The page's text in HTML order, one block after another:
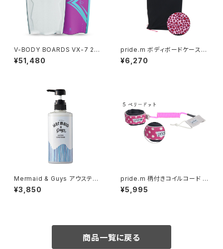
V-BODY BOARDS VX-7 202
6モデル - ホワイト
¥51,480
pride.m ボディボードケース(ノ
ーズ補強あり) ピンクレオパード
¥6,270
Mermaid & Guys アウステア
コンディショナー 500ml
¥3,850
pride.m 柄付きコイルコード (
アーム用 ) ベリードット
¥5,995
商品一覧に戻る